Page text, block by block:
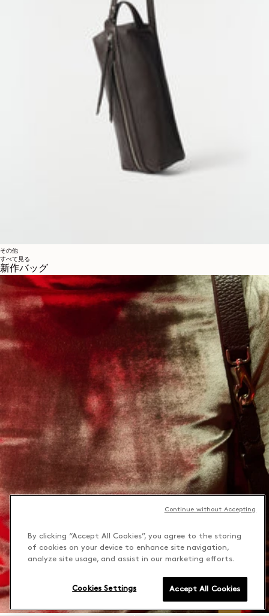
その他
すべて見る
新作バッグ
By clicking “Accept All Cookies”, you agree to the storing
of cookies on your device to enhance site navigation,
analyze site usage, and assist in our marketing efforts.
Accept All Cookies
Cookies Settings
Continue without Accepting